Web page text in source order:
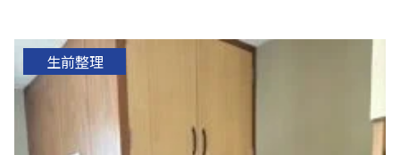
生前整理